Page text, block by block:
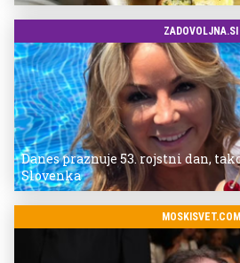
ZADOVOLJNA.SI
Danes praznuje 53. rojstni dan,
Slovenka
MOSKISVET.COM